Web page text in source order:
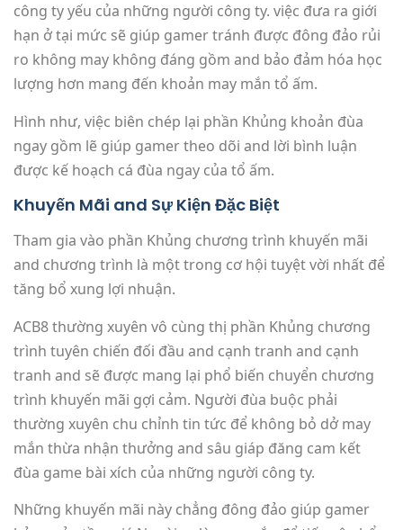
công ty yếu của những người công ty. việc đưa ra giới
hạn ở tại mức sẽ giúp gamer tránh được đông đảo rủi
ro không may không đáng gồm and bảo đảm hóa học
lượng hơn mang đến khoản may mắn tổ ấm.
Hình như, việc biên chép lại phần Khủng khoản đùa
ngay gồm lẽ giúp gamer theo dõi and lời bình luận
được kế hoạch cá đùa ngay của tổ ấm.
Khuyến Mãi and Sự Kiện Đặc Biệt
Tham gia vào phần Khủng chương trình khuyến mãi
and chương trình là một trong cơ hội tuyệt vời nhất để
tăng bổ xung lợi nhuận.
ACB8 thường xuyên vô cùng thị phần Khủng chương
trình tuyên chiến đối đầu and cạnh tranh and cạnh
tranh and sẽ được mang lại phổ biến chuyển chương
trình khuyến mãi gợi cảm. Người đùa buộc phải
thường xuyên chu chỉnh tin tức để không bỏ dở may
mắn thừa nhận thưởng and sâu giáp đăng cam kết
đùa game bài xích của những người công ty.
Những khuyến mãi này chẳng đông đảo giúp gamer